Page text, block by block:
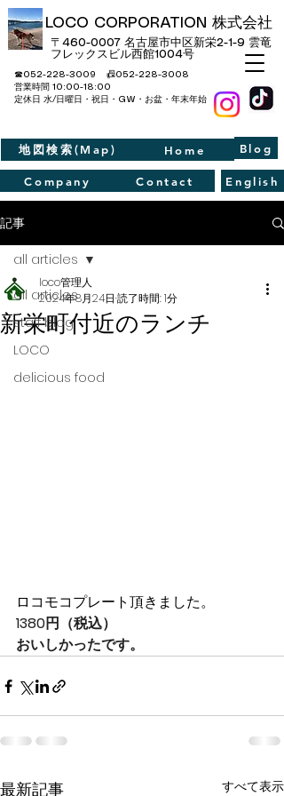
LOCO CORPORATION 株式会社
〒460-0007 名古屋市中区新栄2-1-9​ 雲竜
フレックスビル西館1004号
Home
☎052-228-3009 📠052-228-3008
​営業時間 10:00-18:00
定休日 水/日曜日・祝日・GW・お盆・年末年始
English
Contact
地図検索(Map)
Company
Blog
記事
all articles
staff blog
LOCO
delicious food
all articles
新栄町付近のランチ
loco管理人
2024年8月24日 読了時間: 1分
ロコモコプレート頂きました。
1380円（税込）
おいしかったです。
最新記事 すべて表示